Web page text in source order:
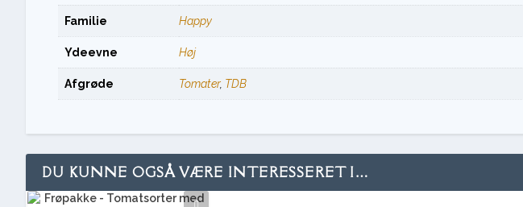
Familie Happy
Ydeevne Høj
Afgrøde Tomater, TDB
DU KUNNE OGSÅ VÆRE INTERESSERET I…